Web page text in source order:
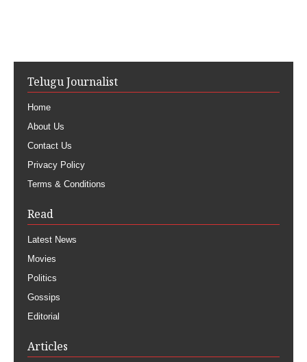
Telugu Journalist
Home
About Us
Contact Us
Privacy Policy
Terms & Conditions
Read
Latest News
Movies
Politics
Gossips
Editorial
Articles